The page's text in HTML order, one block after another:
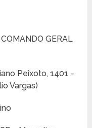
GERAL
Peixoto, 1401 –
Vargas)